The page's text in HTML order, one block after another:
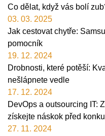
Co dělat, když vás bolí
03. 03. 2025
Jak cestovat chytře:
pomocník
19. 12. 2024
Drobnosti, které potěší:
nešlápnete vedle
17. 12. 2024
DevOps a outsourcing IT:
získejte náskok před
27. 11. 2024